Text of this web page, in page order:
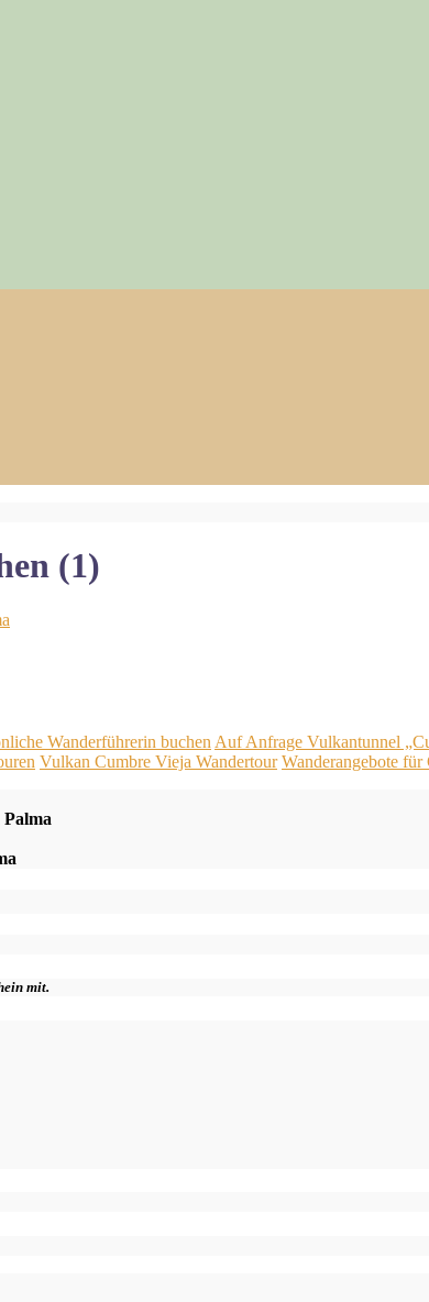
(1)
Wanderführerin buchen Auf Anfrage Vulkantunnel
Vulkan Cumbre Vieja Wandertour Wanderangebote für
mit.